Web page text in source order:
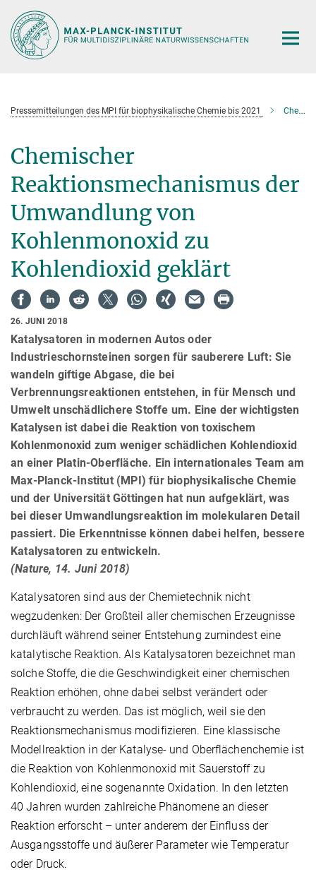
Hauptinhalt
Pressemitteilungen des MPI für biophysikalische Chemie bis 2021 Chemischer Reaktionsmechanismus der Umwandlung von Kohlenmonoxid zu Kohlendioxid geklärt
Chemischer
Reaktionsmechanismus der
Umwandlung von
Kohlenmonoxid zu
Kohlendioxid geklärt
26. JUNI 2018
Katalysatoren in modernen Autos oder
Industrieschornsteinen sorgen für sauberere Luft: Sie
wandeln giftige Abgase, die bei
Verbrennungsreaktionen entstehen, in für Mensch und
Umwelt unschädlichere Stoffe um. Eine der wichtigsten
Katalysen ist dabei die Reaktion von toxischem
Kohlenmonoxid zum weniger schädlichen Kohlendioxid
an einer Platin-Oberfläche. Ein internationales Team am
Max-Planck-Institut (MPI) für biophysikalische Chemie
und der Universität Göttingen hat nun aufgeklärt, was
bei dieser Umwandlungsreaktion im molekularen Detail
passiert. Die Erkenntnisse können dabei helfen, bessere
Katalysatoren zu entwickeln.
(Nature, 14. Juni 2018)
Katalysatoren sind aus der Chemietechnik nicht
wegzudenken: Der Großteil aller chemischen Erzeugnisse
durchläuft während seiner Entstehung zumindest eine
katalytische Reaktion. Als Katalysatoren bezeichnet man
solche Stoffe, die die Geschwindigkeit einer chemischen
Reaktion erhöhen, ohne dabei selbst verändert oder
verbraucht zu werden. Das ist möglich, weil sie den
Reaktionsmechanismus modifizieren. Eine klassische
Modellreaktion in der Katalyse- und Oberflächenchemie ist
die Reaktion von Kohlenmonoxid mit Sauerstoff zu
Kohlendioxid, eine sogenannte Oxidation. In den letzten
40 Jahren wurden zahlreiche Phänomene an dieser
Reaktion erforscht – unter anderem der Einfluss der
Ausgangsstoffe und äußerer Parameter wie Temperatur
oder Druck.